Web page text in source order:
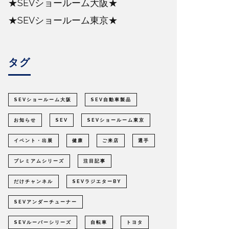
★SEVショールーム大阪★
★SEVショールーム東京★
タグ
SEVショールーム大阪 SEV自動車製品
お知らせ SEV SEVショールーム東京
イベント・出展 健康 ご来店 選手
プレミアムシリーズ 注目記事
だけチャンネル SEVラジエターBY
SEVアンダーチューナー
SEVルーパーシリーズ 自転車 トヨタ